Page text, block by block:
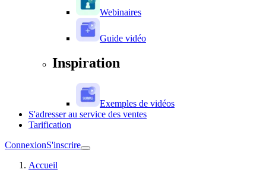
Webinaires
Guide vidéo
Inspiration
Exemples de vidéos
S'adresser au service des ventes
Tarification
ConnexionS'inscrire
Accueil